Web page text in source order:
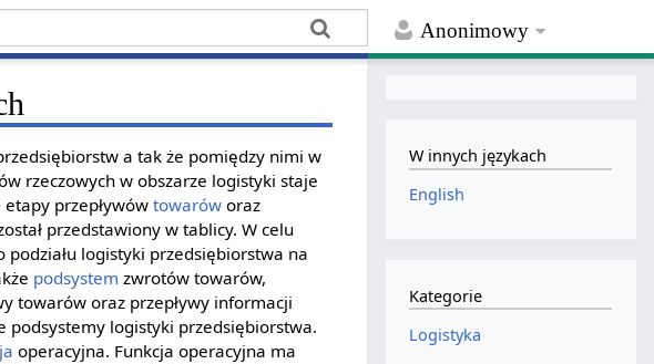
Anonimowy
a tak że pomiędzy nimi w
rzeczowych w obszarze logistyki staje
etapy przepływówtowarów oraz
przedstawiony w tablicy. W celu
logistyki przedsiębiorstwa na
podsystem zwrotów towarów,
towarów oraz przepływy informacji
logistyki przedsiębiorstwa.
operacyjna. Funkcja operacyjna ma
W innych językach
English
Kategorie
Logistyka